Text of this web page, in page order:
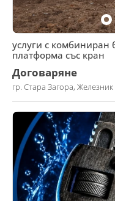
услуги с комбиниран
платформа със кран
Договаряне
гр. Стара Загора,